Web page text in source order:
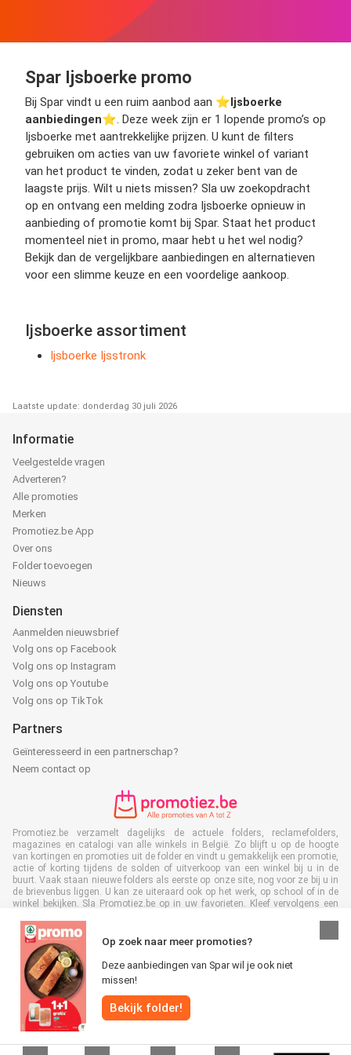
Spar Ijsboerke promo
Bij Spar vindt u een ruim aanbod aan ⭐️Ijsboerke
aanbiedingen⭐️. Deze week zijn er 1 lopende promo’s op
Ijsboerke met aantrekkelijke prijzen. U kunt de filters
gebruiken om acties van uw favoriete winkel of variant
van het product te vinden, zodat u zeker bent van de
laagste prijs. Wilt u niets missen? Sla uw zoekopdracht
op en ontvang een melding zodra Ijsboerke opnieuw in
aanbieding of promotie komt bij Spar. Staat het product
momenteel niet in promo, maar hebt u het wel nodig?
Bekijk dan de vergelijkbare aanbiedingen en alternatieven
voor een slimme keuze en een voordelige aankoop.
Ijsboerke assortiment
Ijsboerke Ijsstronk
Laatste update: donderdag 30 juli 2026
Op zoek naar meer promoties?
Deze aanbiedingen van Spar wil je ook niet
missen!
Bekijk folder!
Informatie
Veelgestelde vragen
Adverteren?
Alle promoties
Merken
Promotiez.be App
Over ons
Folder toevoegen
Nieuws
Diensten
Aanmelden nieuwsbrief
Volg ons op Facebook
Volg ons op Instagram
Volg ons op Youtube
Volg ons op TikTok
Partners
Geïnteresseerd in een partnerschap?
Neem contact op
Promotiez.be verzamelt dagelijks de actuele folders, reclamefolders,
magazines en catalogi van alle winkels in België. Zo blijft u op de hoogte
van kortingen en promoties uit de folder en vindt u gemakkelijk een promotie,
actie of korting tijdens de solden of uitverkoop van een winkel bij u in de
buurt. Vaak staan nieuwe folders als eerste op onze site, nog voor ze bij u in
de brievenbus liggen. U kan ze uiteraard ook op het werk, op school of in de
winkel bekijken. Sla Promotiez.be op in uw favorieten. Kleef vervolgens een
levert u met het lezen van digitale reclamefolders ook een bijdrage aan het
terugdringen van papierafval. Dus het is ook goed voor het milieu!
Alle rechten voorbehouden © Promotiez.be 2026 |